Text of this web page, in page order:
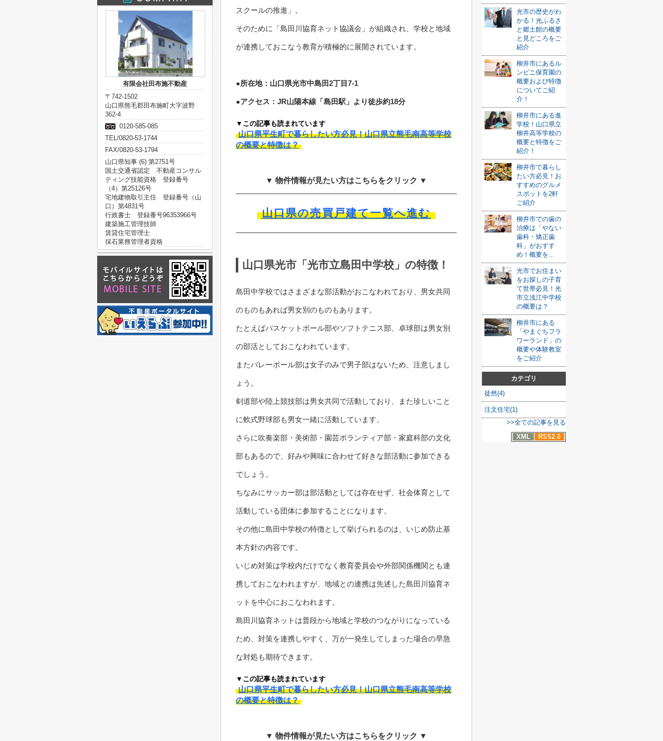
スクールの推進」。
そのために「島田川協育ネット協議会」が組織され、学校と地域
が連携しておこなう教育が積極的に展開されています。
●所在地：山口県光市中島田2丁目7-1
●アクセス：JR山陽本線「島田駅」より徒歩約18分
▼この記事も読まれています
山口県平生町で暮らしたい方必見！山口県立熊毛南高等学校
の概要と特徴は？
▼ 物件情報が見たい方はこちらをクリック ▼
山口県の売買戸建て一覧へ進む
山口県光市「光市立島田中学校」の特徴！
島田中学校ではさまざまな部活動がおこなわれており、男女共同
のものもあれば男女別のものもあります。
たとえばバスケットボール部やソフトテニス部、卓球部は男女別
の部活としておこなわれています。
またバレーボール部は女子のみで男子部はないため、注意しまし
ょう。
剣道部や陸上競技部は男女共同で活動しており、また珍しいこと
に軟式野球部も男女一緒に活動しています。
さらに吹奏楽部・美術部・園芸ボランティア部・家庭科部の文化
部もあるので、好みや興味に合わせて好きな部活動に参加できる
でしょう。
ちなみにサッカー部は部活動としては存在せず、社会体育として
活動している団体に参加することになります。
その他に島田中学校の特徴として挙げられるのは、いじめ防止基
本方針の内容です。
いじめ対策は学校内だけでなく教育委員会や外部関係機関とも連
携しておこなわれますが、地域との連携は先述した島田川協育ネ
ットを中心におこなわれます。
島田川協育ネットは普段から地域と学校のつながりになっている
ため、対策を連携しやすく、万が一発生してしまった場合の早急
な対処も期待できます。
▼この記事も読まれています
山口県平生町で暮らしたい方必見！山口県立熊毛南高等学校
の概要と特徴は？
▼ 物件情報が見たい方はこちらをクリック ▼
光市の歴史がわ
かる！光ふるさ
と郷土館の概要
と見どころをご
紹介
柳井市にあるル
ンビニ保育園の
概要および特徴
についてご紹
介！
柳井市にある進
学校！山口県立
柳井高等学校の
概要と特徴をご
紹介！
柳井市で暮らし
たい方必見！お
すすめのグルメ
スポットを2軒
ご紹介
柳井市での歯の
治療は「やない
歯科・矯正歯
科」がおすす
め！概要を...
光市でお住まい
をお探しの子育
て世帯必見！光
市立浅江中学校
の概要は？
柳井市にある
「やまぐちフラ
ワーランド」の
概要や体験教室
をご紹介
カテゴリ
徒然(4)
注文住宅(1)
>>全ての記事を見る
XML
RSS2.0
有限会社田布施不動産
〒742-1502
山口県熊毛郡田布施町大字波野
362-4
0120-585-085
TEL/0820-53-1744
FAX/0820-53-1794
山口県知事 (6) 第2751号
国土交通省認定 不動産コンサル
ティング技能資格 登録番号
（4）第25126号
宅地建物取引主任 登録番号（山
口）第4831号
行政書士 登録番号96353966号
建築施工管理技師
賃貸住宅管理士
採石業務管理者資格